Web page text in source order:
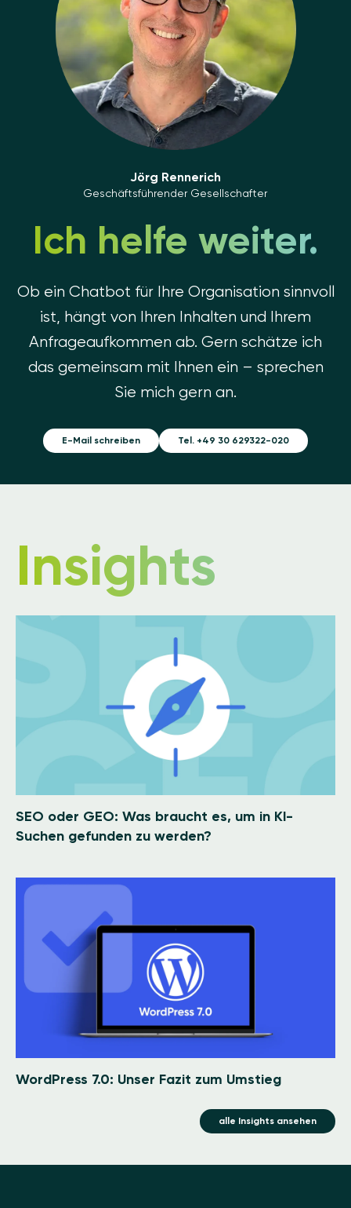
Jörg Rennerich
Geschäftsführender Gesellschafter
Ich helfe weiter.
Ob ein Chatbot für Ihre Organisation sinnvoll
ist, hängt von Ihren Inhalten und Ihrem
Anfrageaufkommen ab. Gern schätze ich
das gemeinsam mit Ihnen ein – sprechen
Sie mich gern an.
E-Mail schreiben Tel. +49 30 629322-020
Insights
SEO oder GEO: Was braucht es, um in KI-
Suchen gefunden zu werden?
Image
WordPress 7.0: Unser Fazit zum Umstieg
alle Insights ansehen